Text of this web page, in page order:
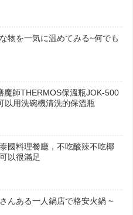
物を一気に温めてみる~何でも
魔師THERMOS保溫瓶JOK-500
以用洗碗機清洗的保溫瓶
國料理餐廳，不吃酸辣不吃椰
以很滿足
んある一人鍋店で格安火鍋 ~